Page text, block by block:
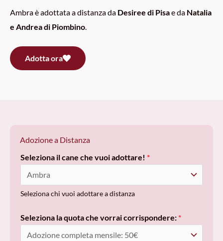
Ambra è adottata a distanza da Desiree di Pisae da Natalia
e Andrea di Piombino
Adotta ora
Adozione a Distanza
Seleziona il cane che vuoi adottare! *
Seleziona chi vuoi adottare a distanza
Seleziona la quota che vorrai corrispondere: *